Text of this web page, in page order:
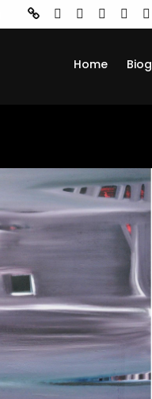
Home